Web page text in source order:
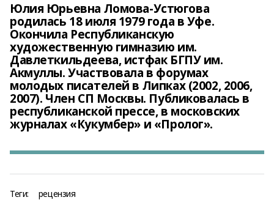
Юлия Юрьевна Ломова-Устюгова
родилась 18 июля 1979 года в Уфе.
Окончила Республиканскую
художественную гимназию им.
Давлеткильдеева, истфак БГПУ им.
Акмуллы. Участвовала в форумах
молодых писателей в Липках (2002, 2006,
2007). Член СП Москвы. Публиковалась в
республиканской прессе, в московских
журналах «Кукумбер» и «Пролог».
Теги: рецензия